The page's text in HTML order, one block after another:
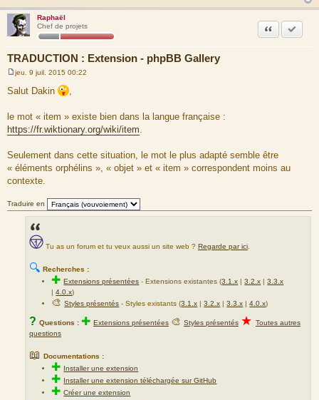
Raphaël
Chef de projets
TRADUCTION : Extension - phpBB Gallery
Citation
M
e
s
g
e
jeu. 9 juil. 2015 00:22
Salut Dakin
le mot « item » existe bien dans la langue française :
https://fr.wiktionary.org/wiki/item
Seulement dans cette situation, le mot le plus adapté semble être
« éléments orphélins », « objet » et « item » correspondent moins au
contexte.
Traduire en
Tu as un forum et tu veux aussi un site web ? Regarde par ici
🔍 Recherches :
✚Extensions présentées -Extensions existantes (3.1.x |3.2.x |3.3.x
|4.0.x)
🎨Styles présentés - Styles existants (3.1.x |3.2.x |3.3.x |4.0.x)
? Questions : ✚ Extensions présentées 🎨 Styles présentés ★ Toutes autres
questions
📖 Documentations :
✚ Installer une extension
✚ Installer une extension téléchargée sur GitHub
✚Créer une extension